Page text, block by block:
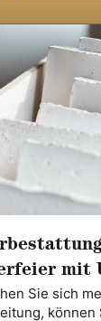
mit
Sie sich
können